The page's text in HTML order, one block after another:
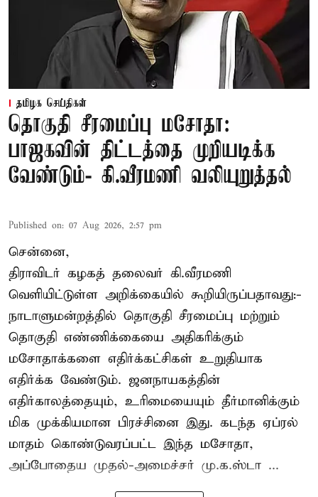
தமிழக செய்திகள்
தொகுதி சீரமைப்பு மசோதா:
பாஜகவின் திட்டத்தை முறியடிக்க
வேண்டும்- கி.வீரமணி வலியுறுத்தல்
Published on: 07 Aug 2026, 2:57 pm
சென்னை,
திராவிடர் கழகத் தலைவர் கி.வீரமணி
வெளியிட்டுள்ள அறிக்கையில் கூறியிருப்பதாவது:-
நாடாளுமன்றத்தில் தொகுதி சீரமைப்பு மற்றும்
தொகுதி எண்ணிக்கையை அதிகரிக்கும்
மசோதாக்களை எதிர்க்கட்சிகள் உறுதியாக
எதிர்க்க வேண்டும். ஜனநாயகத்தின்
எதிர்காலத்தையும், உரிமையையும் தீர்மானிக்கும்
மிக முக்கியமான பிரச்சினை இது. கடந்த ஏப்ரல்
மாதம் கொண்டுவரப்பட்ட இந்த மசோதா,
அப்போதைய முதல்-அமைச்சர் மு.க.ஸ்டா ...